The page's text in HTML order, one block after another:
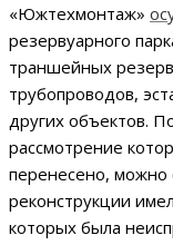
«Южтехмонтаж»
резервуарного
траншейных
трубопроводов,
других объектов.
рассмотрение
перенесено, можно
реконструкции
которых была